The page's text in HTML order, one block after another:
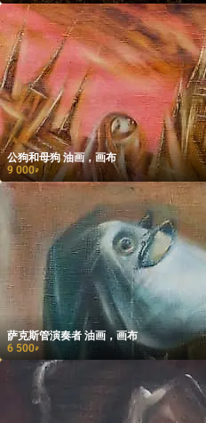
公狗和母狗 油画，画布
9 000₽
萨克斯管演奏者 油画，画布
6 500₽